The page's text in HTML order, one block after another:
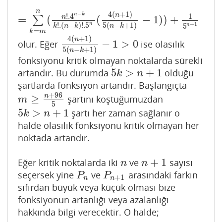
= ∑
k=m
n
( n!.4n−k
k!.(n−k)!.5n ( 4(n+1)
5(n−k+1) − 1)) +
1
5n+1
=∑ =m n (n!.4n−kk!.(n −k)!.5n(4( n+1)5(n −k +1)−1
olur. Eğer 4(n+1)
5(n−k+1) − 1 > 0
4(n+1)5(n −k+ 1 −1 >0 ise olasılık
fonksiyonu kritik olmayan noktalarda sürekli
artandır. Bu durumda 5k > n + 1
5k> n+ 1
olduğu
şartlarda fonksiyon artandır. Başlangıçta
m ≥ n+96
5
m≥ n+ 965 şartını koştuğumuzdan
5k > n + 1
5k> n+ 1
şartı her zaman sağlanır o
halde olasılık fonksiyonu kritik olmayan her
noktada artandır.
Eğer kritik noktalarda iki n
nve n + 1
n+1
sayısı
seçersek yine Pn
Pn ve Pn+1
Pn+1 arasındaki farkın
sıfırdan büyük veya küçük olması bize
fonksiyonun artanlığı veya azalanlığı
hakkında bilgi verecektir. O halde;